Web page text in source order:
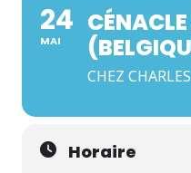
24
MAI
CHEZ
Horaire